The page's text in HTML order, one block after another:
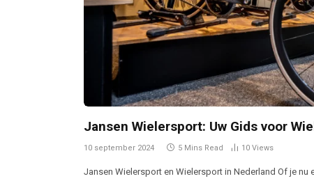
Jansen Wielersport: Uw Gids voor
10 september 2024 5 Mins Read 10 Views
Jansen Wielersport en Wielersport in Nederland Of je